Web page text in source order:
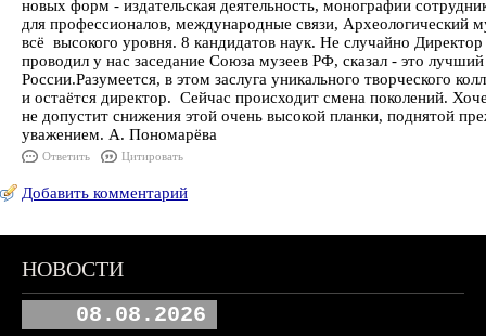
новых форм - издательская деятельность, монографии
для профессионалов, международные связи, Археологический
всё высокого уровня. 8 кандидатов наук. Не случайно
проводил у нас заседание Союза музеев РФ, сказал - это
России.Разумеется, в этом заслуга уникального творческого
и остаётся директор. Сейчас происходит смена поколений.
не допустит снижения этой очень высокой планки, поднятой
уважением. А. Пономарёва
Ответить Цитировать
Добавить комментарий
НОВОСТИ
08.08.2026